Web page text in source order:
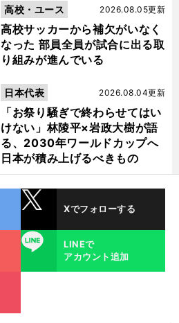
高校サッカーから補欠がいなく
なった 部員全員が試合に出る取
り組みが進んでいる
2026.08.05更新
高校・ユース
「お祭り騒ぎで終わらせてはい
けない」林陵平×岩政大樹が語
る、2030年ワールドカップへ
日本が積み上げるべきもの
2026.08.04更新
日本代表
Xでフォローする
LINE
LINEで
アカウント追加